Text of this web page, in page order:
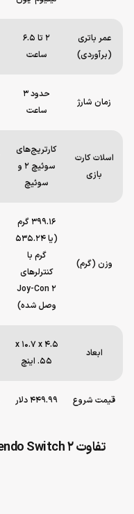
عمر باتری
(برآوردی)
2 تا 6.5
ساعت
زمان شارژ
حدود 3
ساعت
اسلات کارت
بازی
کارتریج‌های
سوئیچ 2 و
سوئیچ
وزن (گرم)
399.16 گرم
(یا 535.24
گرم با
کنترلرهای
Joy-Con 2
وصل شده)
ابعاد
4.5 x 10.7 x
.55 اینچ
قیمت شروع 449.99 دلار